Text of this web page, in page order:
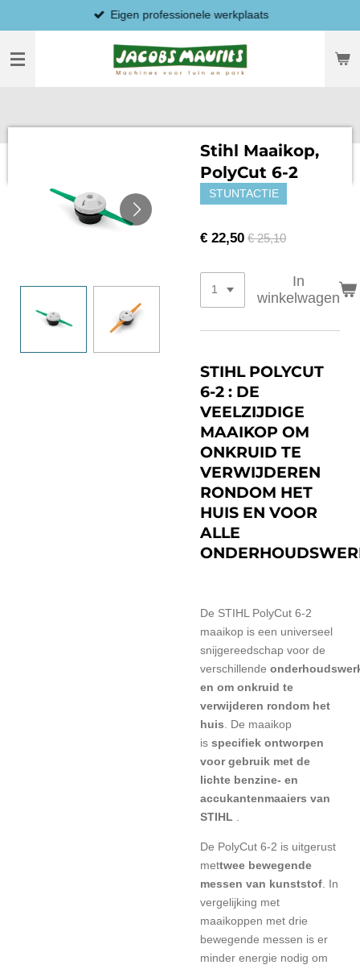
direct
naar
hoofdinhoud
Eigen professionele werkplaats
Stihl Maaikop,
PolyCut 6-2
STUNTACTIE
€ 22,50 € 25,10
In
winkelwagen
STIHL POLYCUT
6-2 : DE
VEELZIJDIGE
MAAIKOP OM
ONKRUID TE
VERWIJDEREN
RONDOM HET
HUIS EN VOOR
ALLE
De STIHL PolyCut 6-2
maaikop is een universeel
snijgereedschap voor de
verschillende
en om onkruid te
verwijderen rondom het
huis . De maaikop
is specifiek ontworpen
voor gebruik met de
lichte benzine- en
accukantenmaaiers van
STIHL
De PolyCut 6-2 is uitgerust
mettwee bewegende
messen van kunststof . In
vergelijking met
maaikoppen met drie
bewegende messen is er
minder energie nodig om